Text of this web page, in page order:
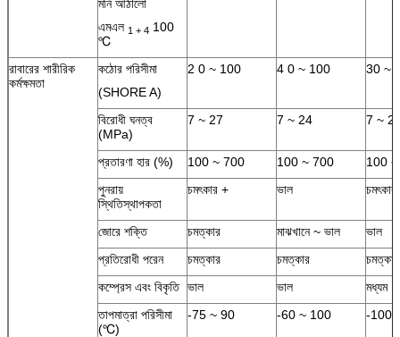
মনি আঠালো
এমএল 1 + 4 100
℃
রাবারের শারীরিক
কর্মক্ষমতা
কঠোর পরিসীমা
(SHORE A)
2 0 ~ 100 4 0 ~ 100 30 ~
বিরোধী ঘনত্ব
(MPa)
7 ~ 27 7 ~ 24 7 ~
প্রতারণা হার (%) 100 ~ 700 100 ~ 700
100
পুনরায়
স্থিতিস্থাপকতা
চমৎকার + ভাল
জোরে শক্তি চমত্কার মাঝখানে ~ ভাল
ভাল
প্রতিরোধী পরেন
চমত্কার চমত্কার
চমত্কার
কম্প্রেস এবং বিকৃতি ভাল ভাল
মধ্যম
তাপমাত্রা পরিসীমা
(℃)
-75 ~ 90 -60 ~ 100 -100